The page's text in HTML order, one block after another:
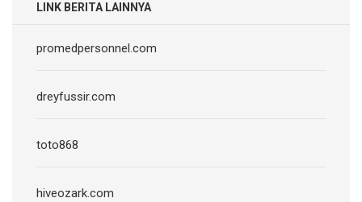
LINK BERITA LAINNYA
promedpersonnel.com
dreyfussir.com
toto868
hiveozark.com